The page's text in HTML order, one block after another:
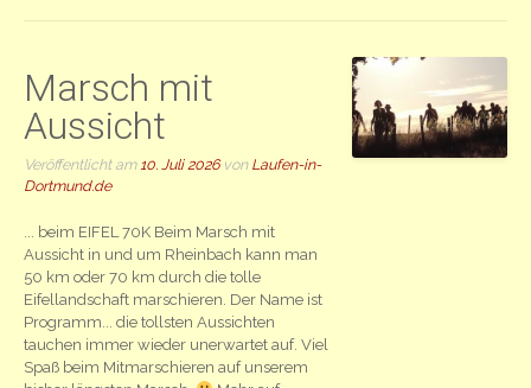
Marsch mit
Aussicht
Veröffentlicht am 10. Juli 2026von Laufen-in-
Dortmund.de
... beim EIFEL 70K Beim Marsch mit
Aussicht in und um Rheinbach kann man
50 km oder 70 km durch die tolle
Eifellandschaft marschieren. Der Name ist
Programm... die tollsten Aussichten
tauchen immer wieder unerwartet auf. Viel
Spaß beim Mitmarschieren auf unserem